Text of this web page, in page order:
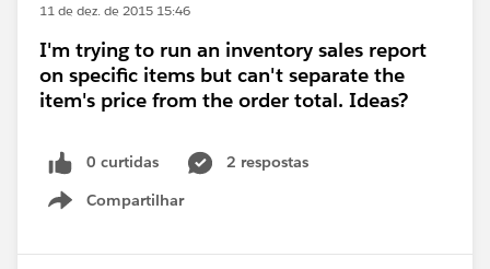
11 de dez. de 2015 15:46
I'm trying to run an inventory sales report
on specific items but can't separate the
item's price from the order total. Ideas?
0 curtidas
2 respostas
Compartilhar
Show menu